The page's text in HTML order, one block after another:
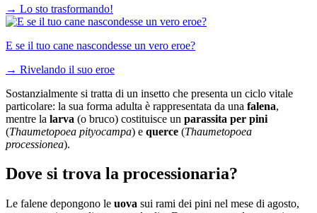
→ Lo sto trasformando!
E se il tuo cane nascondesse un vero eroe?
→ Rivelando il suo eroe
Sostanzialmente si tratta di un insetto che presenta un ciclo vitale
particolare: la sua forma adulta è rappresentata da una falena,
mentre la larva (o bruco) costituisce un parassita per pini
(Thaumetopoea pityocampa) e querce (Thaumetopoea
processionea).
Dove si trova la processionaria?
Le falene depongono le uova sui rami dei pini nel mese di agosto,